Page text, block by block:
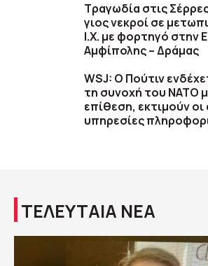
Τραγωδία στις
γιος νεκροί σε
Ι.Χ. με φορτηγό στην
Αμφίπολης – Δράμας
WSJ: Ο Πούτιν
τη συνοχή του ΝΑΤΟ
επίθεση, εκτιμούν οι
υπηρεσίες
ΤΕΛΕΥΤΑΙΑ ΝΕΑ